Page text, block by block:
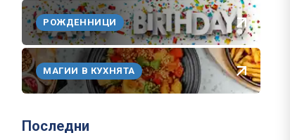
РОЖДЕННИЦИ
МАГИИ В КУХНЯТА
Последни